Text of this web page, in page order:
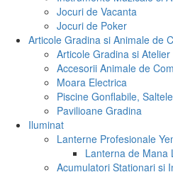
Jocuri de Vacanta
Jocuri de Poker
Articole Gradina si Animale de
Articole Gradina si Atelier
Accesorii Animale de
Moara Electrica
Piscine Gonflabile,
Pavilioane Gradina
Iluminat
Lanterne Profesionale
Lanterna de Mana
Acumulatori Stationari si